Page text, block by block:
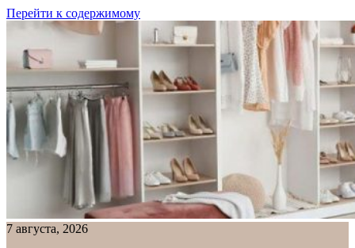
Перейти к содержимому
7 августа, 2026